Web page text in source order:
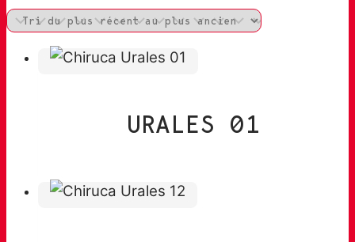
URALES 01